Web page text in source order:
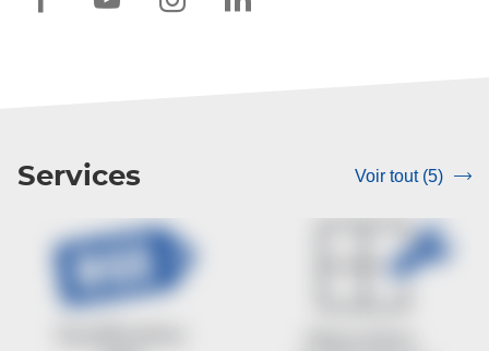
VERRE
Rives)
VERRE
Rives)
VERRE
Rives)
VERRE
Services Voir tout (5)
srLabel